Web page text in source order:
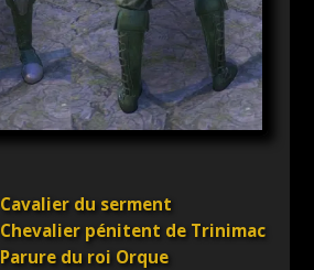
Cavalier du serment
Chevalier pénitent de Trinimac
Parure du roi Orque